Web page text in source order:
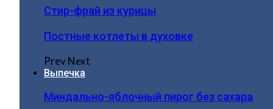
Стир-фрай из курицы
Постные котлеты в духовке
PrevNext
Выпечка
Миндально-яблочный пирог без сахара